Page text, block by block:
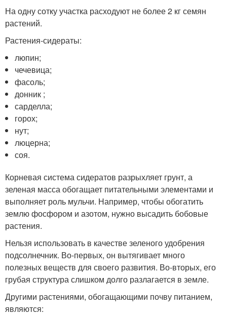
На одну сотку участка расходуют не более 2 кг семян
растений.
Растения-сидераты:
люпин;
чечевица;
фасоль;
донник ;
сарделла;
горох;
нут;
люцерна;
соя.
Корневая система сидератов разрыхляет грунт, а
зеленая масса обогащает питательными элементами и
выполняет роль мульчи. Например, чтобы обогатить
землю фосфором и азотом, нужно высадить бобовые
растения.
Нельзя использовать в качестве зеленого удобрения
подсолнечник. Во-первых, он вытягивает много
полезных веществ для своего развития. Во-вторых, его
грубая структура слишком долго разлагается в земле.
Другими растениями, обогащающими почву питанием,
являются: